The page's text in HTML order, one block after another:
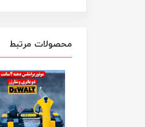
محصولات مرتبط